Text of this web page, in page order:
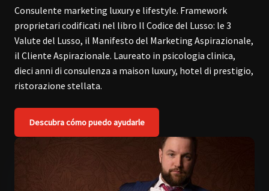
Consulente marketing luxury e lifestyle. Framework
proprietari codificati nel libro Il Codice del Lusso: le 3
Valute del Lusso, il Manifesto del Marketing Aspirazionale,
il Cliente Aspirazionale. Laureato in psicologia clinica,
dieci anni di consulenza a maison luxury, hotel di prestigio,
ristorazione stellata.
Descubra cómo puedo ayudarle